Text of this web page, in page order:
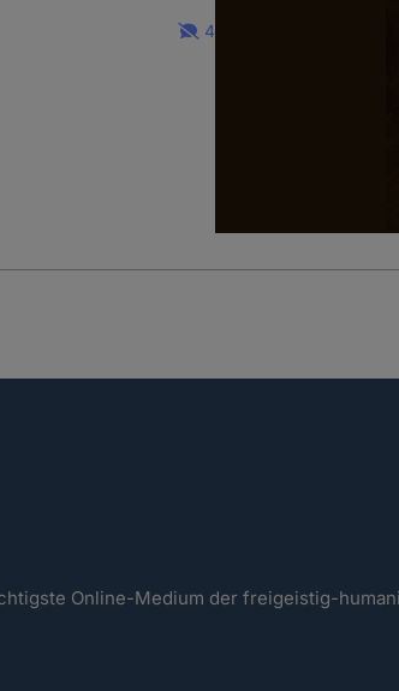
4
Online-Medium der freigeistig-